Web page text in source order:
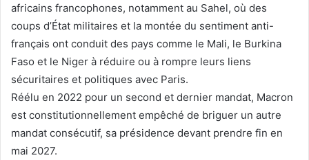
africains francophones, notamment au Sahel, où des
coups d’État militaires et la montée du sentiment anti-
français ont conduit des pays comme le Mali, le Burkina
Faso et le Niger à réduire ou à rompre leurs liens
sécuritaires et politiques avec Paris.
Réélu en 2022 pour un second et dernier mandat, Macron
est constitutionnellement empêché de briguer un autre
mandat consécutif, sa présidence devant prendre fin en
mai 2027.